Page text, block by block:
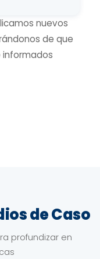
nuevos
de que
de Caso
profundizar en